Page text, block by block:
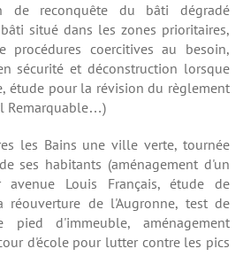
de reconquête du bâti dégradé
situé dans les zones prioritaires,
procédures coercitives au besoin,
sécurité et déconstruction lorsque
étude pour la révision du règlement
Remarquable…)
les Bains une ville verte, tournée
ses habitants (aménagement d'un
avenue Louis Français, étude de
de l'Augronne, test de
pied d'immeuble, aménagement
d'école pour lutter contre les pics